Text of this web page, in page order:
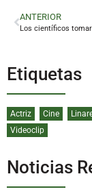
ANTERIOR
Etiquetas
Actriz Cine
Videoclip
Noticias